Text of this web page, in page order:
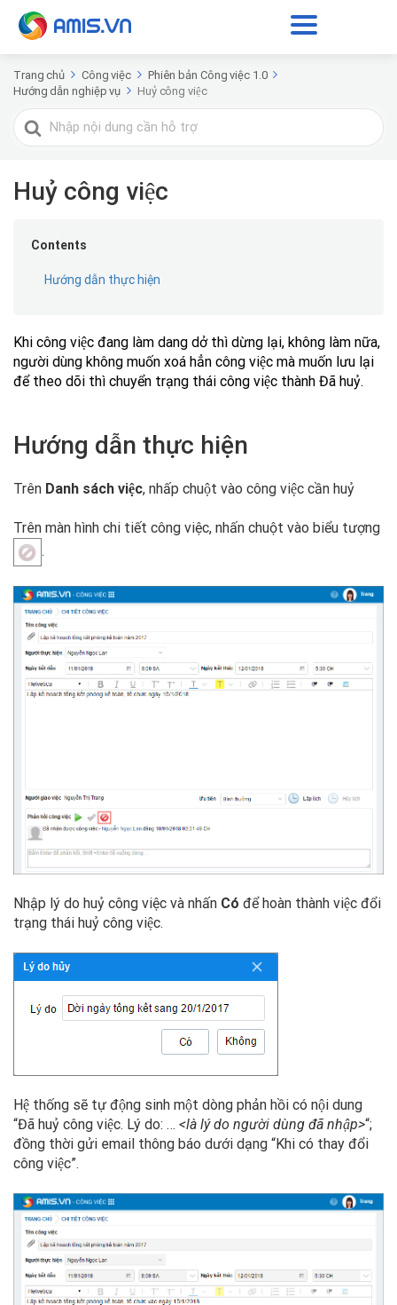
Trang chủ Công việc
Phiên bản Công việc 1.0
Hướng dẫn nghiệp vụ
Huỷ công việc
Tìm
kiếm
Huỷ công việc
Contents
Hướng dẫn thực hiện
Khi công việc đang làm dang dở thì dừng lại, không làm nữa,
người dùng không muốn xoá hẳn công việc mà muốn lưu lại
để theo dõi thì chuyển trạng thái công việc thành Đã huỷ.
Hướng dẫn thực hiện
Trên Danh sách việc, nhấp chuột vào công việc cần huỷ
Trên màn hình chi tiết công việc, nhấn chuột vào biểu tượng
.
Nhập lý do huỷ công việc và nhấn Có để hoàn thành việc đổi
trạng thái huỷ công việc.
Hệ thống sẽ tự động sinh một dòng phản hồi có nội dung
“Đã huỷ công việc. Lý do: … <là lý do người dùng đã nhập>“;
đồng thời gửi email thông báo dưới dạng “Khi có thay đổi
công việc”.